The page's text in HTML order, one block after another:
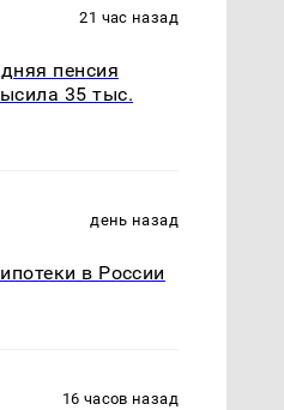
21 час назад
пенсия
35 тыс.
день назад
в России
16 часов назад